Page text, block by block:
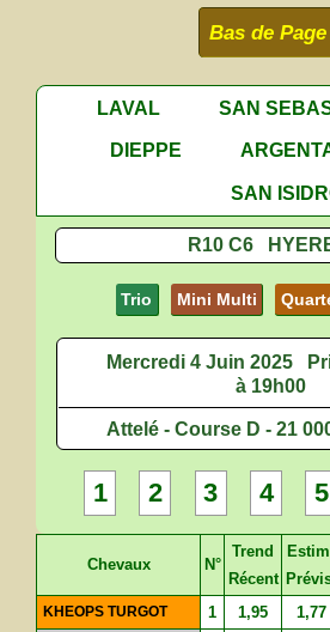
Bas de Page
LAVAL
SAN
DIEPPE
SAN
R10 C6
Trio Mini Multi
Mercredi 4 Juin 2025
à 19h00
Attelé - Course D - 21
1 2 3 4 5
Chevaux N°
Trend
Récent
KHEOPS TURGOT 1 1,95 1,77